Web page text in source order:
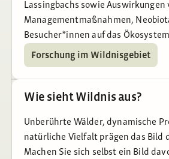
Lassingbachs sowie Auswirkungen
Managementmaßnahmen,
Besucher*innen auf das
Forschung im Wildnisgebiet
Wie sieht Wildnis aus?
Unberührte Wälder, dynamische
natürliche Vielfalt prägen das Bild
Machen Sie sich selbst ein Bild